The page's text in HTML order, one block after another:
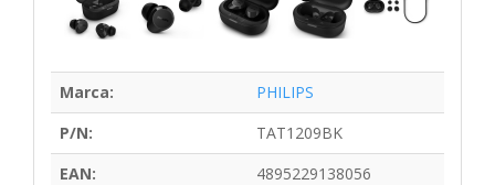
Marca:
PHILIPS
P/N:
TAT1209BK
EAN:
4895229138056